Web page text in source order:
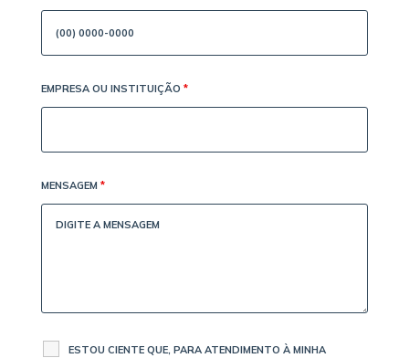
EMPRESA OU INSTITUIÇÃO *
MENSAGEM *
ESTOU CIENTE QUE, PARA ATENDIMENTO À MINHA